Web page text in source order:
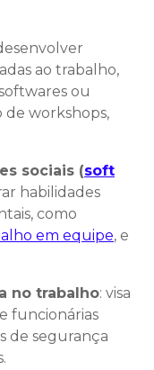
ao trabalho,
ou
de workshops,
sociais (soft
habilidades
como
em equipe, e
no trabalho: visa
funcionárias
de segurança